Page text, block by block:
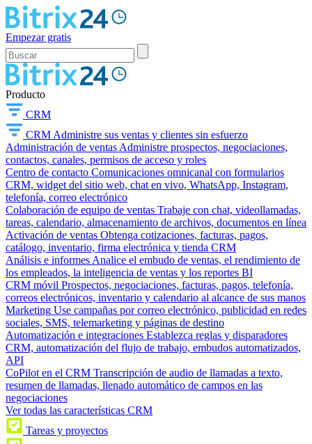
Empezar gratis
Producto
CRM
CRM Administre sus ventas y clientes sin esfuerzo
Administración de ventas Administre prospectos, negociaciones,
contactos, canales, permisos de acceso y roles
Centro de contacto Comunicaciones omnicanal con formularios
CRM, widget del sitio web, chat en vivo, WhatsApp, Instagram,
telefonía, correo electrónico
Colaboración de equipo de ventas Trabaje con chat, videollamadas,
tareas, calendario, almacenamiento de archivos, documentos en línea
Activación de ventas Obtenga cotizaciones, facturas, pagos,
catálogo, inventario, firma electrónica y tienda CRM
Análisis e informes Analice el embudo de ventas, el rendimiento de
los empleados, la inteligencia de ventas y los reportes BI
CRM móvil Prospectos, negociaciones, facturas, pagos, telefonía,
correos electrónicos, inventario y calendario al alcance de sus manos
Marketing Use campañas por correo electrónico, publicidad en redes
sociales, SMS, telemarketing y páginas de destino
Automatización e integraciones Establezca reglas y disparadores
CRM, automatización del flujo de trabajo, embudos automatizados,
API
CoPilot en el CRM Transcripción de audio de llamadas a texto,
resumen de llamadas, llenado automático de campos en las
negociaciones
Ver todas las características CRM
Tareas y proyectos